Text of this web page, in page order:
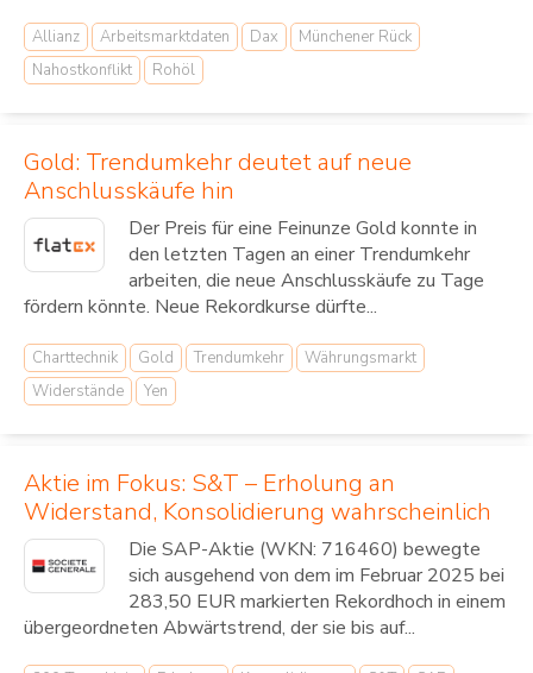
Allianz Arbeitsmarktdaten Dax
Münchener Rück
Nahostkonflikt
Rohöl
Gold: Trendumkehr deutet auf neue
Anschlusskäufe hin
Der Preis für eine Feinunze Gold konnte in
den letzten Tagen an einer Trendumkehr
arbeiten, die neue Anschlusskäufe zu Tage
fördern könnte. Neue Rekordkurse dürfte...
Charttechnik Gold Trendumkehr
Währungsmarkt
Widerstände
Yen
Aktie im Fokus: S&T – Erholung an
Widerstand, Konsolidierung wahrscheinlich
Die SAP-Aktie (WKN: 716460) bewegte
sich ausgehend von dem im Februar 2025 bei
283,50 EUR markierten Rekordhoch in einem
übergeordneten Abwärtstrend, der sie bis auf...